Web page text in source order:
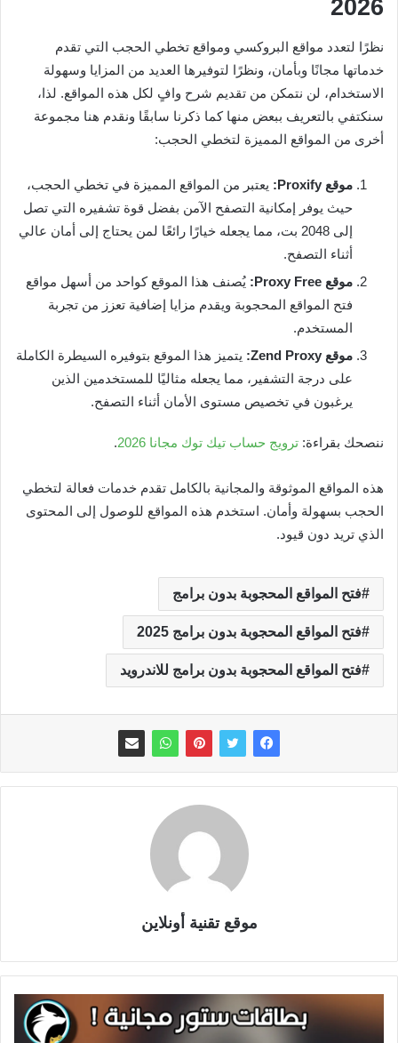
2026
نظرًا لتعدد مواقع البروكسي ومواقع تخطي الحجب التي تقدم
خدماتها مجانًا وبأمان، ونظرًا لتوفيرها العديد من المزايا وسهولة
الاستخدام، لن نتمكن من تقديم شرح وافٍ لكل هذه المواقع. لذا،
سنكتفي بالتعريف ببعض منها كما ذكرنا سابقًا ونقدم هنا مجموعة
أخرى من المواقع المميزة لتخطي الحجب:
موقع Proxify:
يعتبر من المواقع المميزة في تخطي الحجب،
حيث يوفر إمكانية التصفح الآمن بفضل قوة تشفيره التي تصل
إلى 2048 بت، مما يجعله خيارًا رائعًا لمن يحتاج إلى أمان عالي
أثناء التصفح.
موقع Proxy Free:
يُصنف هذا الموقع كواحد من أسهل مواقع
فتح المواقع المحجوبة ويقدم مزايا إضافية تعزز من تجربة
المستخدم.
موقع Zend Proxy:
يتميز هذا الموقع بتوفيره السيطرة الكاملة
على درجة التشفير، مما يجعله مثاليًا للمستخدمين الذين
يرغبون في تخصيص مستوى الأمان أثناء التصفح.
ننصحك بقراءة: ترويج حساب تيك توك مجانا 2026 .
هذه المواقع الموثوقة والمجانية بالكامل تقدم خدمات فعالة لتخطي
الحجب بسهولة وأمان. استخدم هذه المواقع للوصول إلى المحتوى
الذي تريد دون قيود.
فتح المواقع المحجوبة بدون برامج
فتح المواقع المحجوبة بدون برامج 2025
فتح المواقع المحجوبة بدون برامج للاندرويد
موقع تقنية أونلاين